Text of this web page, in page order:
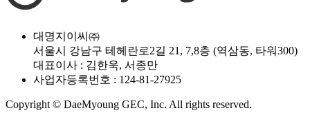
대명지이씨㈜
서울시 강남구 테헤란로2길 21, 7,8층 (역삼동, 타워300)
대표이사 : 김한욱, 서종만
사업자등록번호 : 124-81-27925
Copyright © DaeMyoung GEC, Inc. All rights reserved.